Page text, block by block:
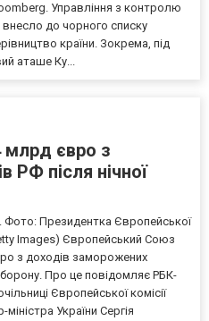
Управління з контролю
внесло до чорного списку
країни. Зокрема, під
аташе Ку...
млрд євро з
РФ після нічної
Президентка Європейської
Images) Європейський Союз
з доходів заморожених
Про це повідомляє РБК-
Європейської комісії
України Сергія